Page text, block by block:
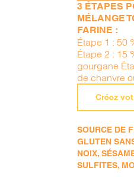
3 ÉTAPES
MÉLANGE
FARINE :
Étape 1 : 50
Étape 2 : 15
gourgane
de chanvre
Créez
SOURCE DE
GLUTEN
NOIX,
SULFITES,